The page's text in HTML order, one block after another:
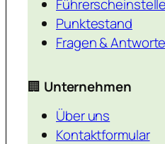
Punktestand
Fragen &
🏢 Unternehmen
Über uns
Kontaktformular